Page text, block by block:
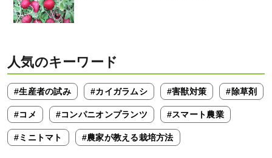
人気のキーワード
#生産者の試み #カイガラムシ #害獣対策 #除草剤
#コメ #コンパニオンプランツ #スマート農業
#ミニトマト #農家が教える栽培方法